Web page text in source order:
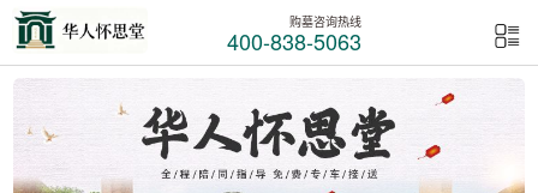
购墓咨询热线
400-838-5063